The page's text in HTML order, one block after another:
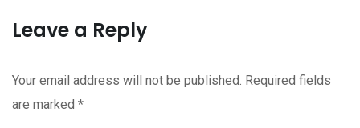
Leave a Reply
Your email address will not be published. Required fields
are marked *